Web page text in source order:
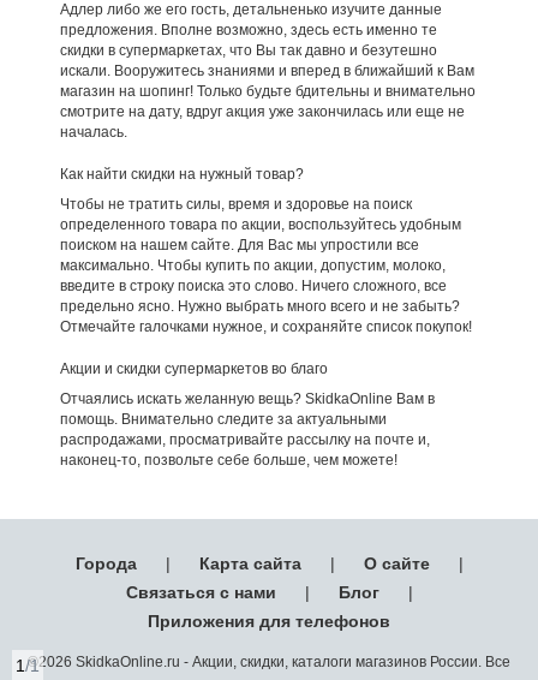
1/1
Адлер либо же его гость, детальненько изучите данные
предложения. Вполне возможно, здесь есть именно те
скидки в супермаркетах, что Вы так давно и безутешно
искали. Вооружитесь знаниями и вперед в ближайший к Вам
магазин на шопинг! Только будьте бдительны и внимательно
смотрите на дату, вдруг акция уже закончилась или еще не
началась.
Как найти скидки на нужный товар?
Чтобы не тратить силы, время и здоровье на поиск
определенного товара по акции, воспользуйтесь удобным
поиском на нашем сайте. Для Вас мы упростили все
максимально. Чтобы купить по акции, допустим, молоко,
введите в строку поиска это слово. Ничего сложного, все
предельно ясно. Нужно выбрать много всего и не забыть?
Отмечайте галочками нужное, и сохраняйте список покупок!
Акции и скидки супермаркетов во благо
Отчаялись искать желанную вещь? SkidkaOnline Вам в
помощь. Внимательно следите за актуальными
распродажами, просматривайте рассылку на почте и,
наконец-то, позвольте себе больше, чем можете!
Города | Карта сайта | О сайте
|
Связаться с нами
| Блог
|
Приложения для телефонов
©2026 SkidkaOnline.ru - Акции, скидки, каталоги магазинов России. Все